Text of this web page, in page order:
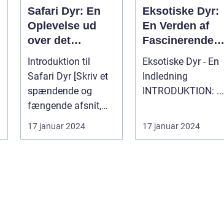
Safari Dyr: En
Oplevelse ud
over det
sædvanlige
Introduktion til
Safari Dyr [Skriv et
spændende og
fængende afsnit,
der får læserens
interesse ved ...
17 januar 2024
Eksotiske Dyr:
En Verden af
Fascinerende
Skabninger
Eksotiske Dyr - En
Indledning
INTRODUKTION: ...
17 januar 2024